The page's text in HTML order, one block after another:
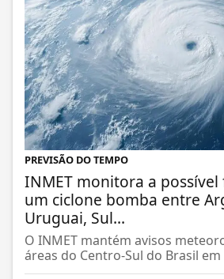
PREVISÃO DO TEMPO
INMET monitora a
um ciclone bomba entre
Uruguai, Sul...
O INMET mantém avisos
áreas do Centro-Sul do Brasil